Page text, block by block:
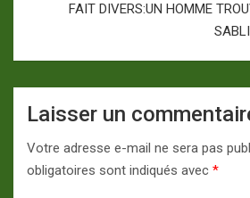
FAIT DIVERS:UN HOMME
Laisser un
Votre adresse e-mail ne sera pas
obligatoires sont indiqués avec *